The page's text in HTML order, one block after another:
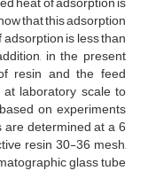
that this adsorption
is less than
in the present
resin and the feed
laboratory scale to
on experiments
determined at a 6
resin 30-36 mesh,
glass tube